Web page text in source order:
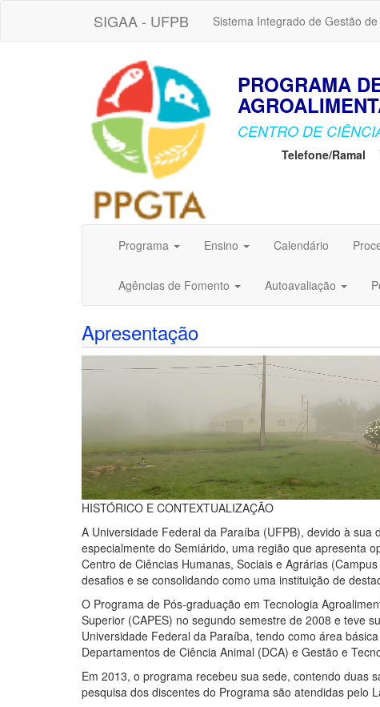
SIGAA - UFPB Sistema Integrado de Gestão
PROGRAMA
CENTRO DE
Telefone/Ramal
Programa Ensino Calendário
Agências de Fomento Autoavaliação
Apresentação
HISTÓRICO E CONTEXTUALIZAÇÃO
A Universidade Federal da Paraíba (UFPB), devido à sua
especialmente do Semiárido, uma região que apresenta
Centro de Ciências Humanas, Sociais e Agrárias
desafios e se consolidando como uma instituição de
O Programa de Pós-graduação em Tecnologia
Superior (CAPES) no segundo semestre de 2008 e teve
Universidade Federal da Paraíba, tendo como área
Departamentos de Ciência Animal (DCA) e Gestão e
Em 2013, o programa recebeu sua sede, contendo duas
pesquisa dos discentes do Programa são atendidas pelo